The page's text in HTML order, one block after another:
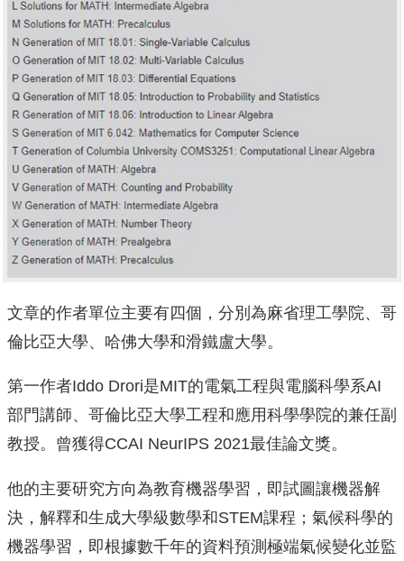
文章的作者單位主要有四個，分別為麻省理工學院、哥
倫比亞大學、哈佛大學和滑鐵盧大學。
第一作者Iddo Drori是MIT的電氣工程與電腦科學系AI
部門講師、哥倫比亞大學工程和應用科學學院的兼任副
教授。曾獲得CCAI NeurIPS 2021最佳論文獎。
他的主要研究方向為教育機器學習，即試圖讓機器解
決，解釋和生成大學級數學和STEM課程；氣候科學的
機器學習，即根據數千年的資料預測極端氣候變化並監